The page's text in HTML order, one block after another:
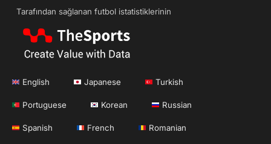
Tarafından sağlanan futbol istatistiklerinin
English Japanese Turkish
Portuguese Korean Russian
Spanish French Romanian